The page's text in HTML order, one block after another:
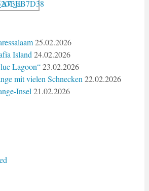
25.02.2026
Island 24.02.2026
Lagoon“ 23.02.2026
mit vielen Schnecken 22.02.2026
Insel 21.02.2026